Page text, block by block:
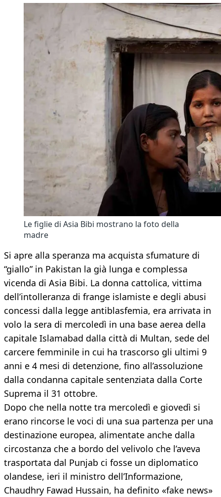
Le figlie di Asia Bibi mostrano la foto della
madre
Si apre alla speranza ma acquista sfumature di
“giallo” in Pakistan la già lunga e complessa
vicenda di Asia Bibi. La donna cattolica, vittima
dell’intolleranza di frange islamiste e degli abusi
concessi dalla legge antiblasfemia, era arrivata in
volo la sera di mercoledì in una base aerea della
capitale Islamabad dalla città di Multan, sede del
carcere femminile in cui ha trascorso gli ultimi 9
anni e 4 mesi di detenzione, fino all’assoluzione
dalla condanna capitale sentenziata dalla Corte
Suprema il 31 ottobre.
Dopo che nella notte tra mercoledì e giovedì si
erano rincorse le voci di una sua partenza per una
destinazione europea, alimentate anche dalla
circostanza che a bordo del velivolo che l’aveva
trasportata dal Punjab ci fosse un diplomatico
olandese, ieri il ministro dell’Informazione,
Chaudhry Fawad Hussain, ha definito «fake news»